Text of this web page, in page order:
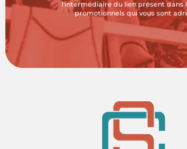
l'intermédiaire du lien présent dans
promotionnels qui vous sont